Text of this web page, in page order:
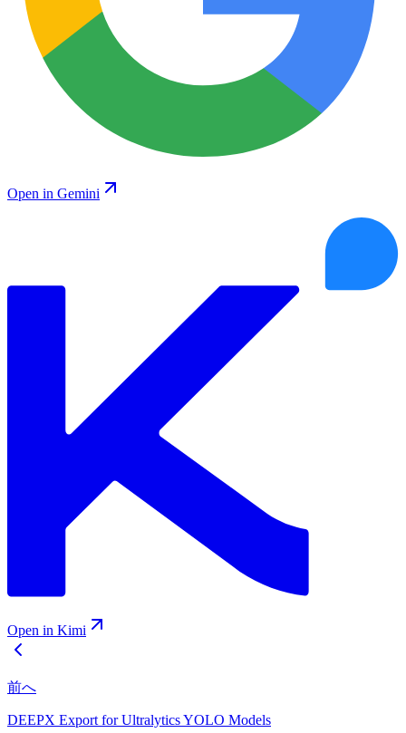
Open in Gemini
Open in Kimi
前へ
DEEPX Export for Ultralytics YOLO Models